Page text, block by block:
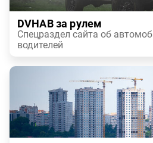
DVHAB за рулем
Спецраздел сайта об
водителей